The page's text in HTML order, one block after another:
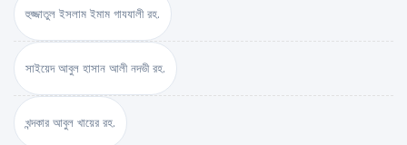
হুজ্জাতুল ইসলাম ইমাম গাযযালী রহ.
সাইয়েদ আবুল হাসান আলী নদভী রহ.
খন্দকার আবুল খায়ের রহ.